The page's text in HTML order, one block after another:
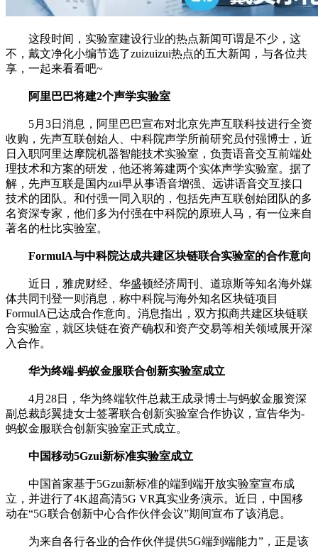
这段时间，实验室建设行业的热点新闻可谓是不少，这
不，戴文净化小编节选了zuizuizui热点的五大新闻，与各位共
享，一起来看看吧~
阿里巴巴将建2个声学实验室
5月3日消息，阿里巴巴宣布对北京先声互联科技进行全资
收购，先声互联创始人、中科院声学所前研究员付强博士，近
日入职阿里达摩院机器智能技术实验室，负责语音交互前端处
理技术和方案的研发，他还将筹建两个实体声学实验室。据了
解，先声互联是国内zui早从事语音增强、远讲语音交互接口
技术的团队。和付强一同入职的，包括先声互联创始团队的多
名资深专家，他们多为付强在中科院的原班人马，有一位来自
著名的杜比实验室。
FormulA与中科院达成共建区块链联合实验室的合作意向
近日，雅虎财经、华盛顿经济周刊、道琼斯等知名海外媒
体共同刊登一则消息，称中科院与海外知名区块链项目
FormulA已达成合作意向。消息指出，双方拟商共建区块链联
合实验室，就区块链在资产确权和资产交易等相关领域展开深
入合作。
华为终端-蚂蚁金服联合创新实验室成立
4月28日，华为终端软件总裁王成录博士与蚂蚁金服资深
副总裁彭翼捷女士签署联合创新实验室合作协议，宣告华为-
蚂蚁金服联合创新实验室正式成立。
中国移动5Gzui新标准实验室成立
中国首家基于5Gzui新标准的端到端开放实验室宣布成
立，并进行了4K超高清5G VR真实业务演示。近日，中国移
动在“5G联合创新中心合作伙伴会议”期间宣布了该消息。
为来自各行各业的合作伙伴提供5G端到端能力”，正是该